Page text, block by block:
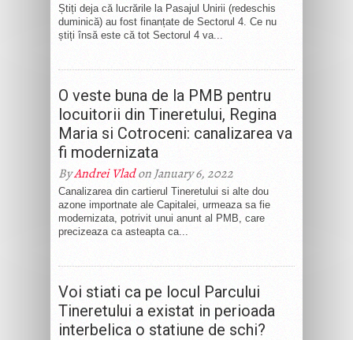
Știți deja că lucrările la Pasajul Unirii (redeschis
duminică) au fost finanțate de Sectorul 4. Ce nu
știți însă este că tot Sectorul 4 va...
O veste buna de la PMB pentru
locuitorii din Tineretului, Regina
Maria si Cotroceni: canalizarea va
fi modernizata
ByAndrei Vladon January 6, 2022
Canalizarea din cartierul Tineretului si alte dou
azone importnate ale Capitalei, urmeaza sa fie
modernizata, potrivit unui anunt al PMB, care
precizeaza ca asteapta ca...
Voi stiati ca pe locul Parcului
Tineretului a existat in perioada
interbelica o statiune de schi?